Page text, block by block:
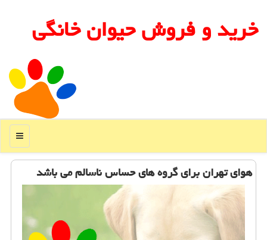
خرید و فروش حیوان خانگی
منو
هوای تهران برای گروه های حساس ناسالم می باشد